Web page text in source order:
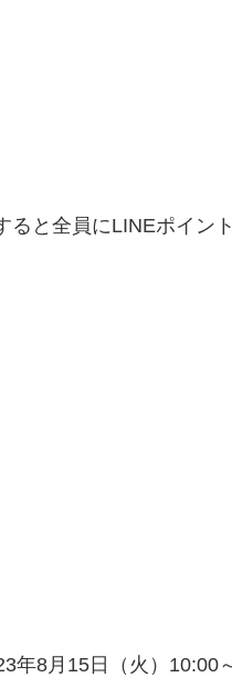
ると全員にLINEポイント
年8月15日（火）10:00